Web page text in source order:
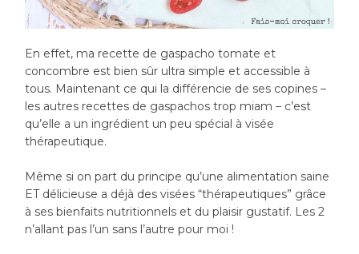
En effet, ma recette de gaspacho tomate et
concombre est bien sûr ultra simple et accessible à
tous. Maintenant ce qui la différencie de ses copines –
les autres recettes de gaspachos trop miam – c’est
qu’elle a un ingrédient un peu spécial à visée
thérapeutique.
Même si on part du principe qu’une alimentation saine
ET délicieuse a déjà des visées “thérapeutiques” grâce
à ses bienfaits nutritionnels et du plaisir gustatif. Les 2
n’allant pas l’un sans l’autre pour moi !